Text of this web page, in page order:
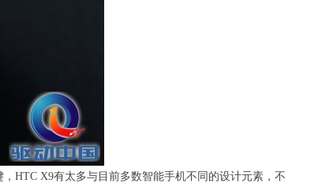
HTC X9有太多与目前多数智能手机不同的设计元素，不